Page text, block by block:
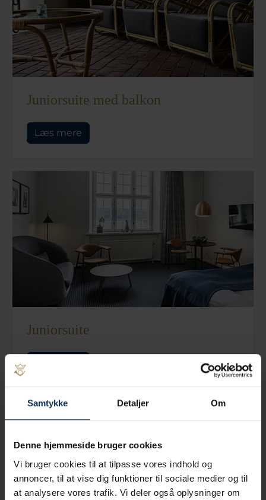
Samtykke Detaljer Om
Denne hjemmeside bruger cookies
Vi bruger cookies til at tilpasse vores indhold og
annoncer, til at vise dig funktioner til sociale medier og til
at analysere vores trafik. Vi deler også oplysninger om
Juniorsuite med balkon
Læs mere
Juniorsuite